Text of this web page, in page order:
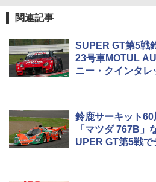
関連記事
SUPER GT第5戦
23号車MOTUL
ニー・クインタ
鈴鹿サーキット
「マツダ 767B」
UPER GT第5戦で